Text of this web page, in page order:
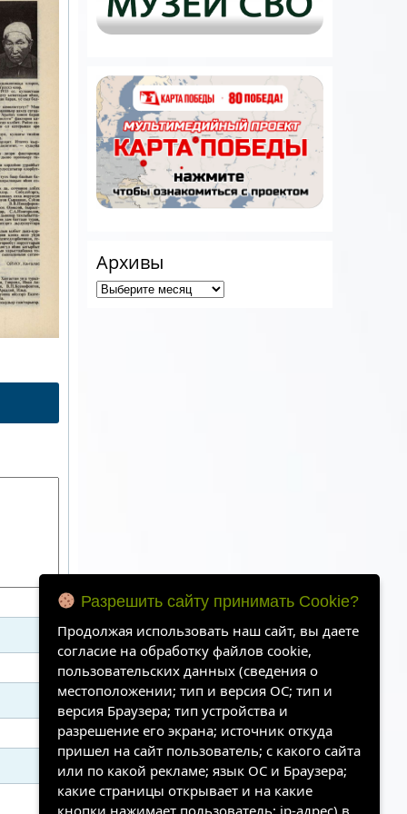
Архивы
Разрешить сайту принимать Cookie?
Продолжая использовать наш сайт, вы даете
согласие на обработку файлов cookie,
пользовательских данных (сведения о
местоположении; тип и версия ОС; тип и
версия Браузера; тип устройства и
разрешение его экрана; источник откуда
пришел на сайт пользователь; с какого сайта
или по какой рекламе; язык ОС и Браузера;
какие страницы открывает и на какие
кнопки нажимает пользователь; ip-адрес) в